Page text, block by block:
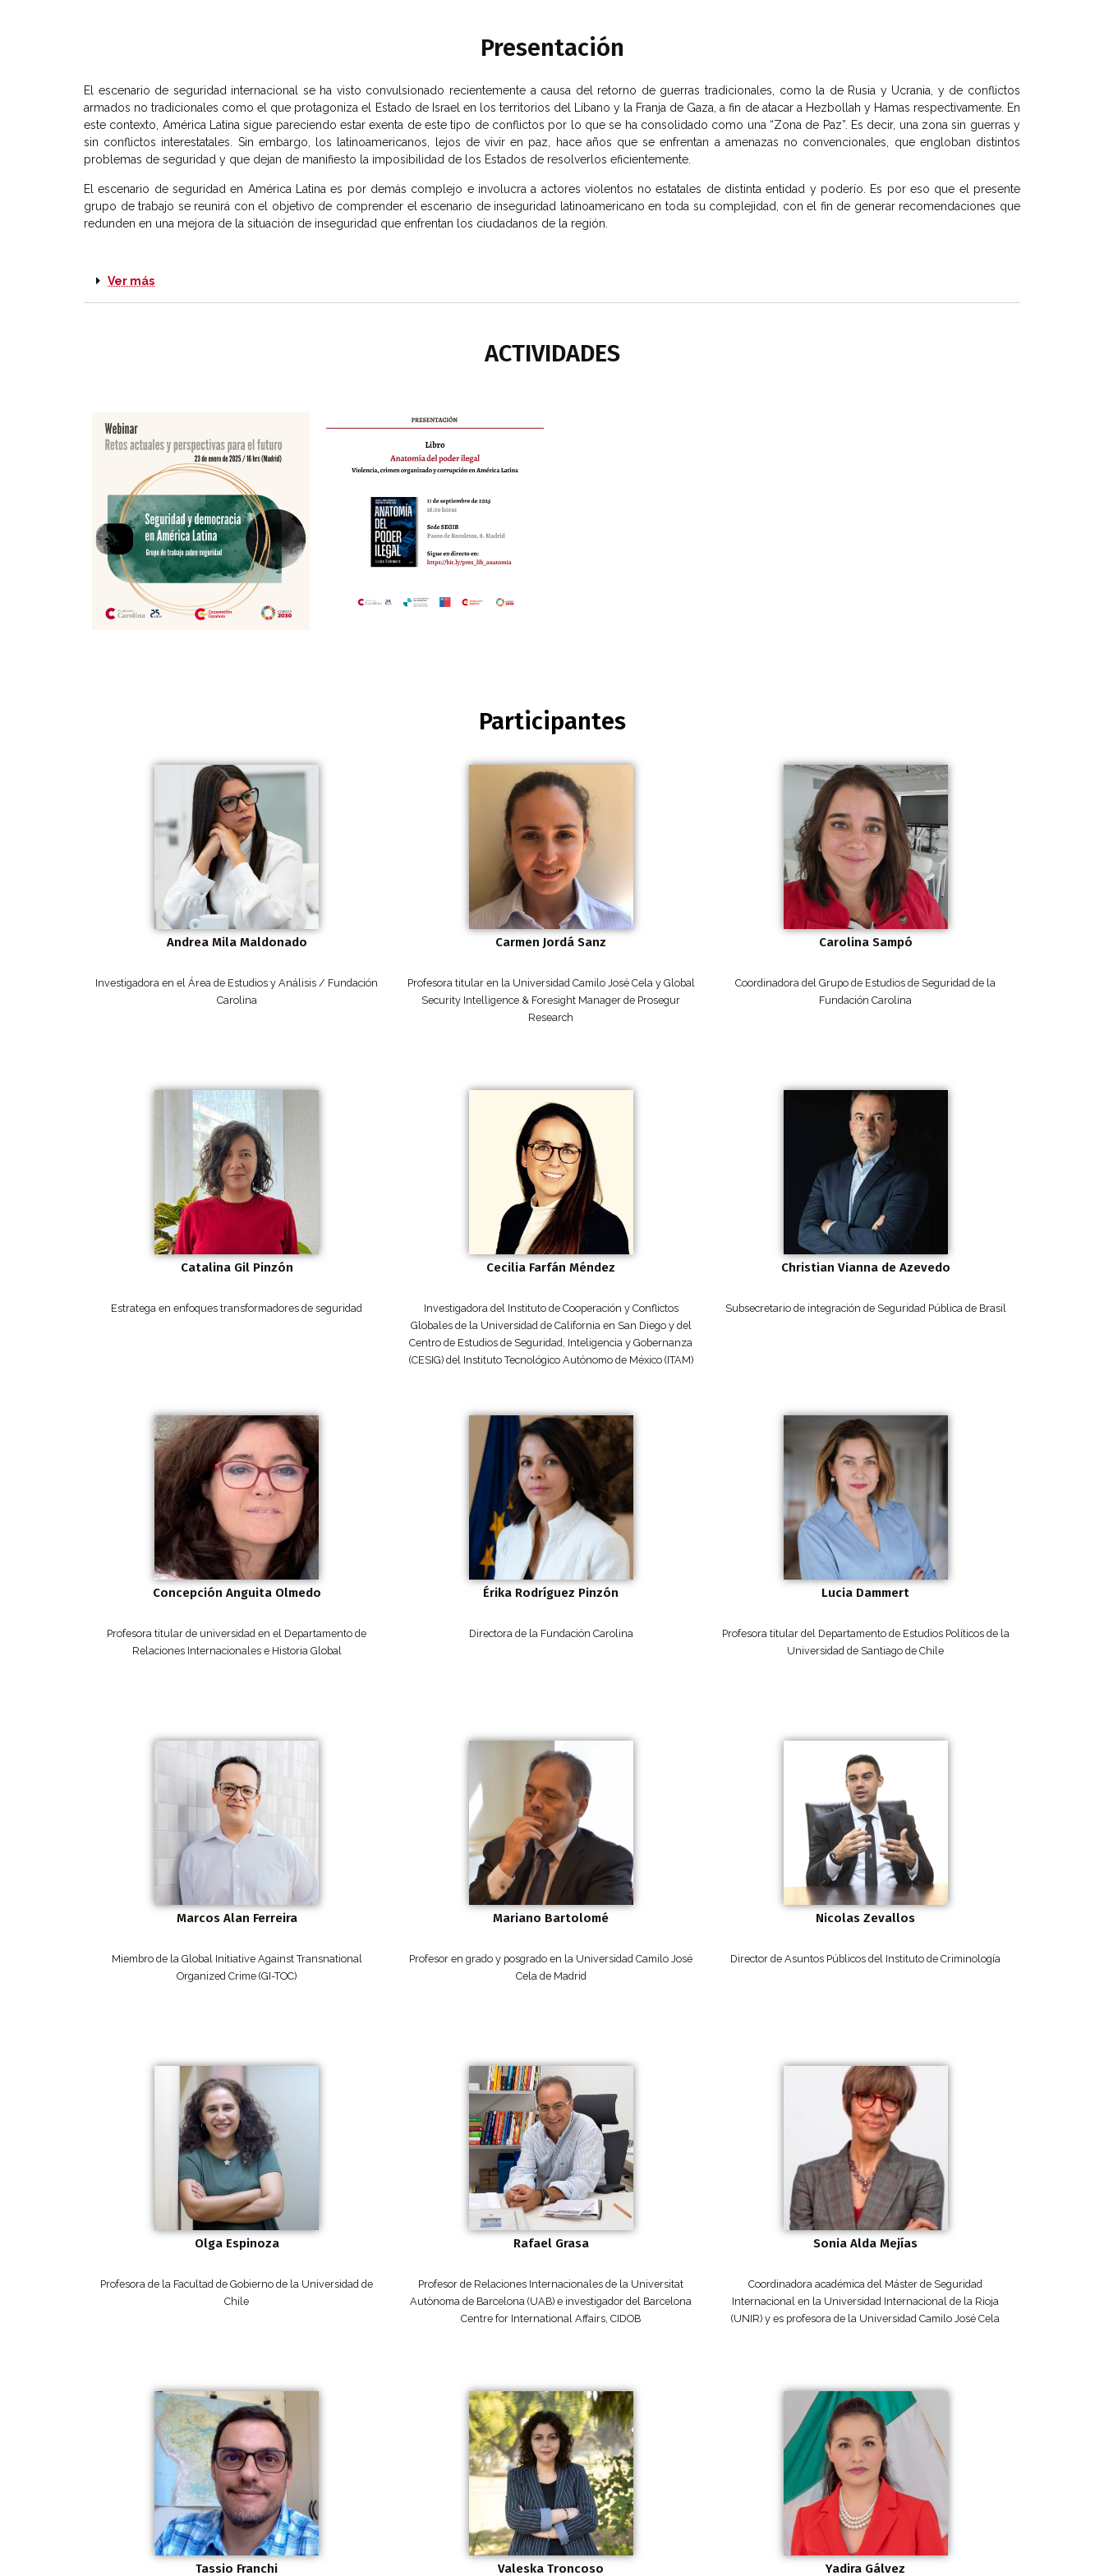
Presentación
El escenario de seguridad internacional se ha visto convulsionado recientemente a causa del retorno de guerras tradicionales, como la de Rusia y Ucrania, y de conflictos
armados no tradicionales como el que protagoniza el Estado de Israel en los territorios del Líbano y la Franja de Gaza, a fin de atacar a Hezbollah y Hamas respectivamente. En
este contexto, América Latina sigue pareciendo estar exenta de este tipo de conflictos por lo que se ha consolidado como una “Zona de Paz”. Es decir, una zona sin guerras y
sin conflictos interestatales. Sin embargo, los latinoamericanos, lejos de vivir en paz, hace años que se enfrentan a amenazas no convencionales, que engloban distintos
problemas de seguridad y que dejan de manifiesto la imposibilidad de los Estados de resolverlos eficientemente.
El escenario de seguridad en América Latina es por demás complejo e involucra a actores violentos no estatales de distinta entidad y poderío. Es por eso que el presente
grupo de trabajo se reunirá con el objetivo de comprender el escenario de inseguridad latinoamericano en toda su complejidad, con el fin de generar recomendaciones que
redunden en una mejora de la situación de inseguridad que enfrentan los ciudadanos de la región.
Ver más
ACTIVIDADES
Participantes
Andrea Mila Maldonado
Investigadora en el Área de Estudios y Análisis / Fundación
Carolina
Carmen Jordá Sanz
Profesora titular en la Universidad Camilo José Cela y Global
Security Intelligence & Foresight Manager de Prosegur
Research
Carolina Sampó
Coordinadora del Grupo de Estudios de Seguridad de la
Fundación Carolina
Catalina Gil Pinzón
Estratega en enfoques transformadores de seguridad
Cecilia Farfán Méndez
Investigadora del Instituto de Cooperación y Conflictos
Globales de la Universidad de California en San Diego y del
Centro de Estudios de Seguridad, Inteligencia y Gobernanza
(CESIG) del Instituto Tecnológico Autónomo de México (ITAM)
Christian Vianna de Azevedo
Subsecretario de integración de Seguridad Pública de Brasil
Concepción Anguita Olmedo
Profesora titular de universidad en el Departamento de
Relaciones Internacionales e Historia Global
Érika Rodríguez Pinzón
Directora de la Fundación Carolina
Lucia Dammert
Profesora titular del Departamento de Estudios Políticos de la
Universidad de Santiago de Chile
Marcos Alan Ferreira
Miembro de la Global Initiative Against Transnational
Organized Crime (GI-TOC)
Mariano Bartolomé
Profesor en grado y posgrado en la Universidad Camilo José
Cela de Madrid
Nicolas Zevallos
Director de Asuntos Públicos del Instituto de Criminología
Olga Espinoza
Profesora de la Facultad de Gobierno de la Universidad de
Chile
Rafael Grasa
Profesor de Relaciones Internacionales de la Universitat
Autònoma de Barcelona (UAB) e investigador del Barcelona
Centre for International Affairs, CIDOB
Sonia Alda Mejías
Coordinadora académica del Máster de Seguridad
Internacional en la Universidad Internacional de la Rioja
(UNIR) y es profesora de la Universidad Camilo José Cela
Tassio Franchi Valeska Troncoso Yadira Gálvez